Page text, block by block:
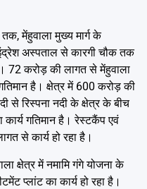
मेंहुवाला मुख्य मार्ग के
अस्पताल से कारगी चौक तक
72 करोड़ की लागत से मेंहुवाला
है। क्षेत्र में 600 करोड़ की
से रिस्पना नदी के क्षेत्र के बीच
गतिमान है। रेस्टकैंप एवं
से कार्य हो रहा है।
क्षेत्र में नमामि गंगे योजना के
प्लांट का कार्य हो रहा है।